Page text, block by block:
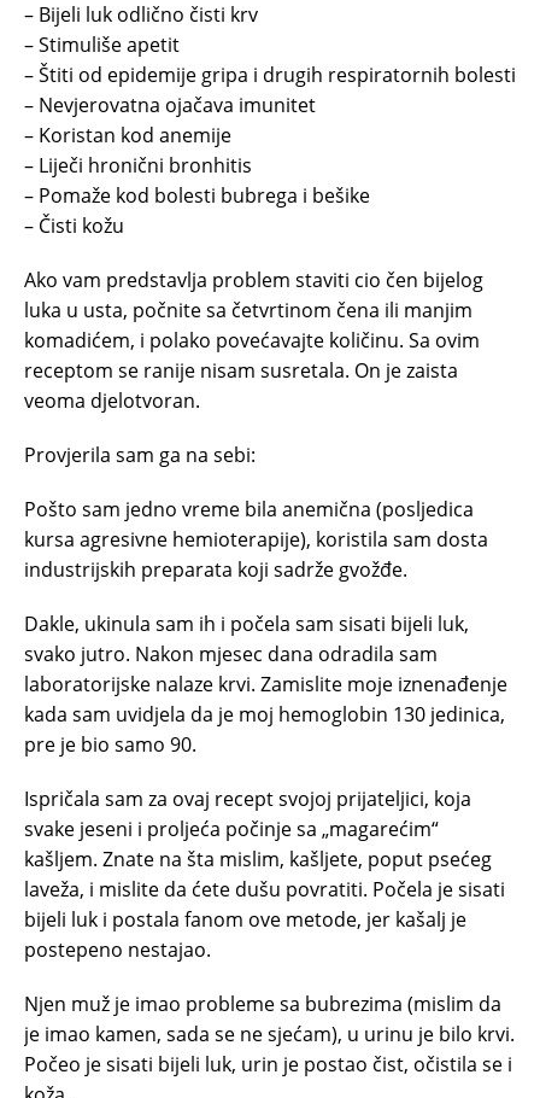
– Bijeli luk odlično čisti krv
– Stimuliše apetit
– Štiti od epidemije gripa i drugih respiratornih bolesti
– Nevjerovatna ojačava imunitet
– Koristan kod anemije
– Liječi hronični bronhitis
– Pomaže kod bolesti bubrega i bešike
– Čisti kožu
Ako vam predstavlja problem staviti cio čen bijelog
luka u usta, počnite sa četvrtinom čena ili manjim
komadićem, i polako povećavajte količinu. Sa ovim
receptom se ranije nisam susretala. On je zaista
veoma djelotvoran.
Provjerila sam ga na sebi:
Pošto sam jedno vreme bila anemična (posljedica
kursa agresivne hemioterapije), koristila sam dosta
industrijskih preparata koji sadrže gvožđe.
Dakle, ukinula sam ih i počela sam sisati bijeli luk,
svako jutro. Nakon mjesec dana odradila sam
laboratorijske nalaze krvi. Zamislite moje iznenađenje
kada sam uvidjela da je moj hemoglobin 130 jedinica,
pre je bio samo 90.
Ispričala sam za ovaj recept svojoj prijateljici, koja
svake jeseni i proljeća počinje sa „magarećim“
kašljem. Znate na šta mislim, kašljete, poput psećeg
laveža, i mislite da ćete dušu povratiti. Počela je sisati
bijeli luk i postala fanom ove metode, jer kašalj je
postepeno nestajao.
Njen muž je imao probleme sa bubrezima (mislim da
je imao kamen, sada se ne sjećam), u urinu je bilo krvi.
Počeo je sisati bijeli luk, urin je postao čist, očistila se i